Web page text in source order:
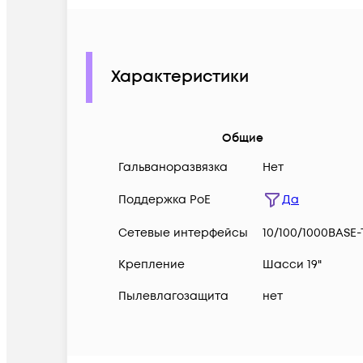
Характеристики
Общие
Гальваноразвязка
Нет
Поддержка PoE Да
Сетевые интерфейсы 10/100/1000BASE-
Крепление Шасси 19"
Пылевлагозащита нет